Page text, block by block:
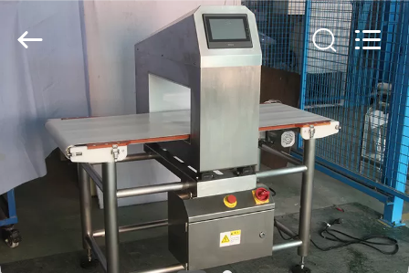
STARTSEITE
PRODUKTE
ÜBER
UNS
Ltd..